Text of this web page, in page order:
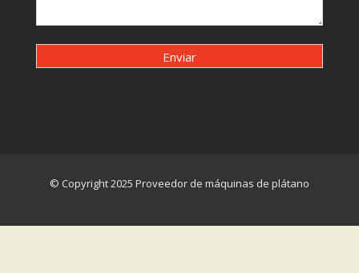
© Copyright 2025 Proveedor de máquinas de plátano